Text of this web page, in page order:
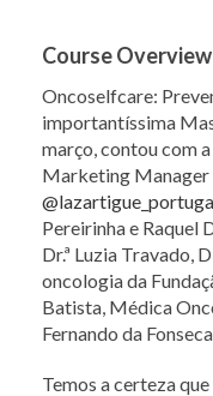
Course Overview
Oncoselfcare:
importantíssima
março, contou com
Marketing Manager
Pereirinha e Raquel
Dr.ª Luzia Travado,
oncologia da
Batista, Médica
Fernando da
Temos a certeza